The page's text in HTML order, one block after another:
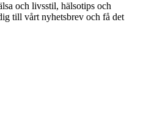
och livsstil, hälsotips och
till vårt nyhetsbrev och få det